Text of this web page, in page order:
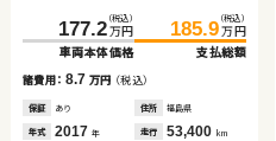
177.2 （税込）
万円
車両本体価格
185.9 （税込）
万円
支払総額
諸費用：8.7 万円 （税込）
保証 あり 住所 福島県
年式 2017 年 走行 53,400 km